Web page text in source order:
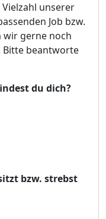
unserer
Job bzw.
wir gerne noch
Bitte beantworte
du dich?
bzw. strebst